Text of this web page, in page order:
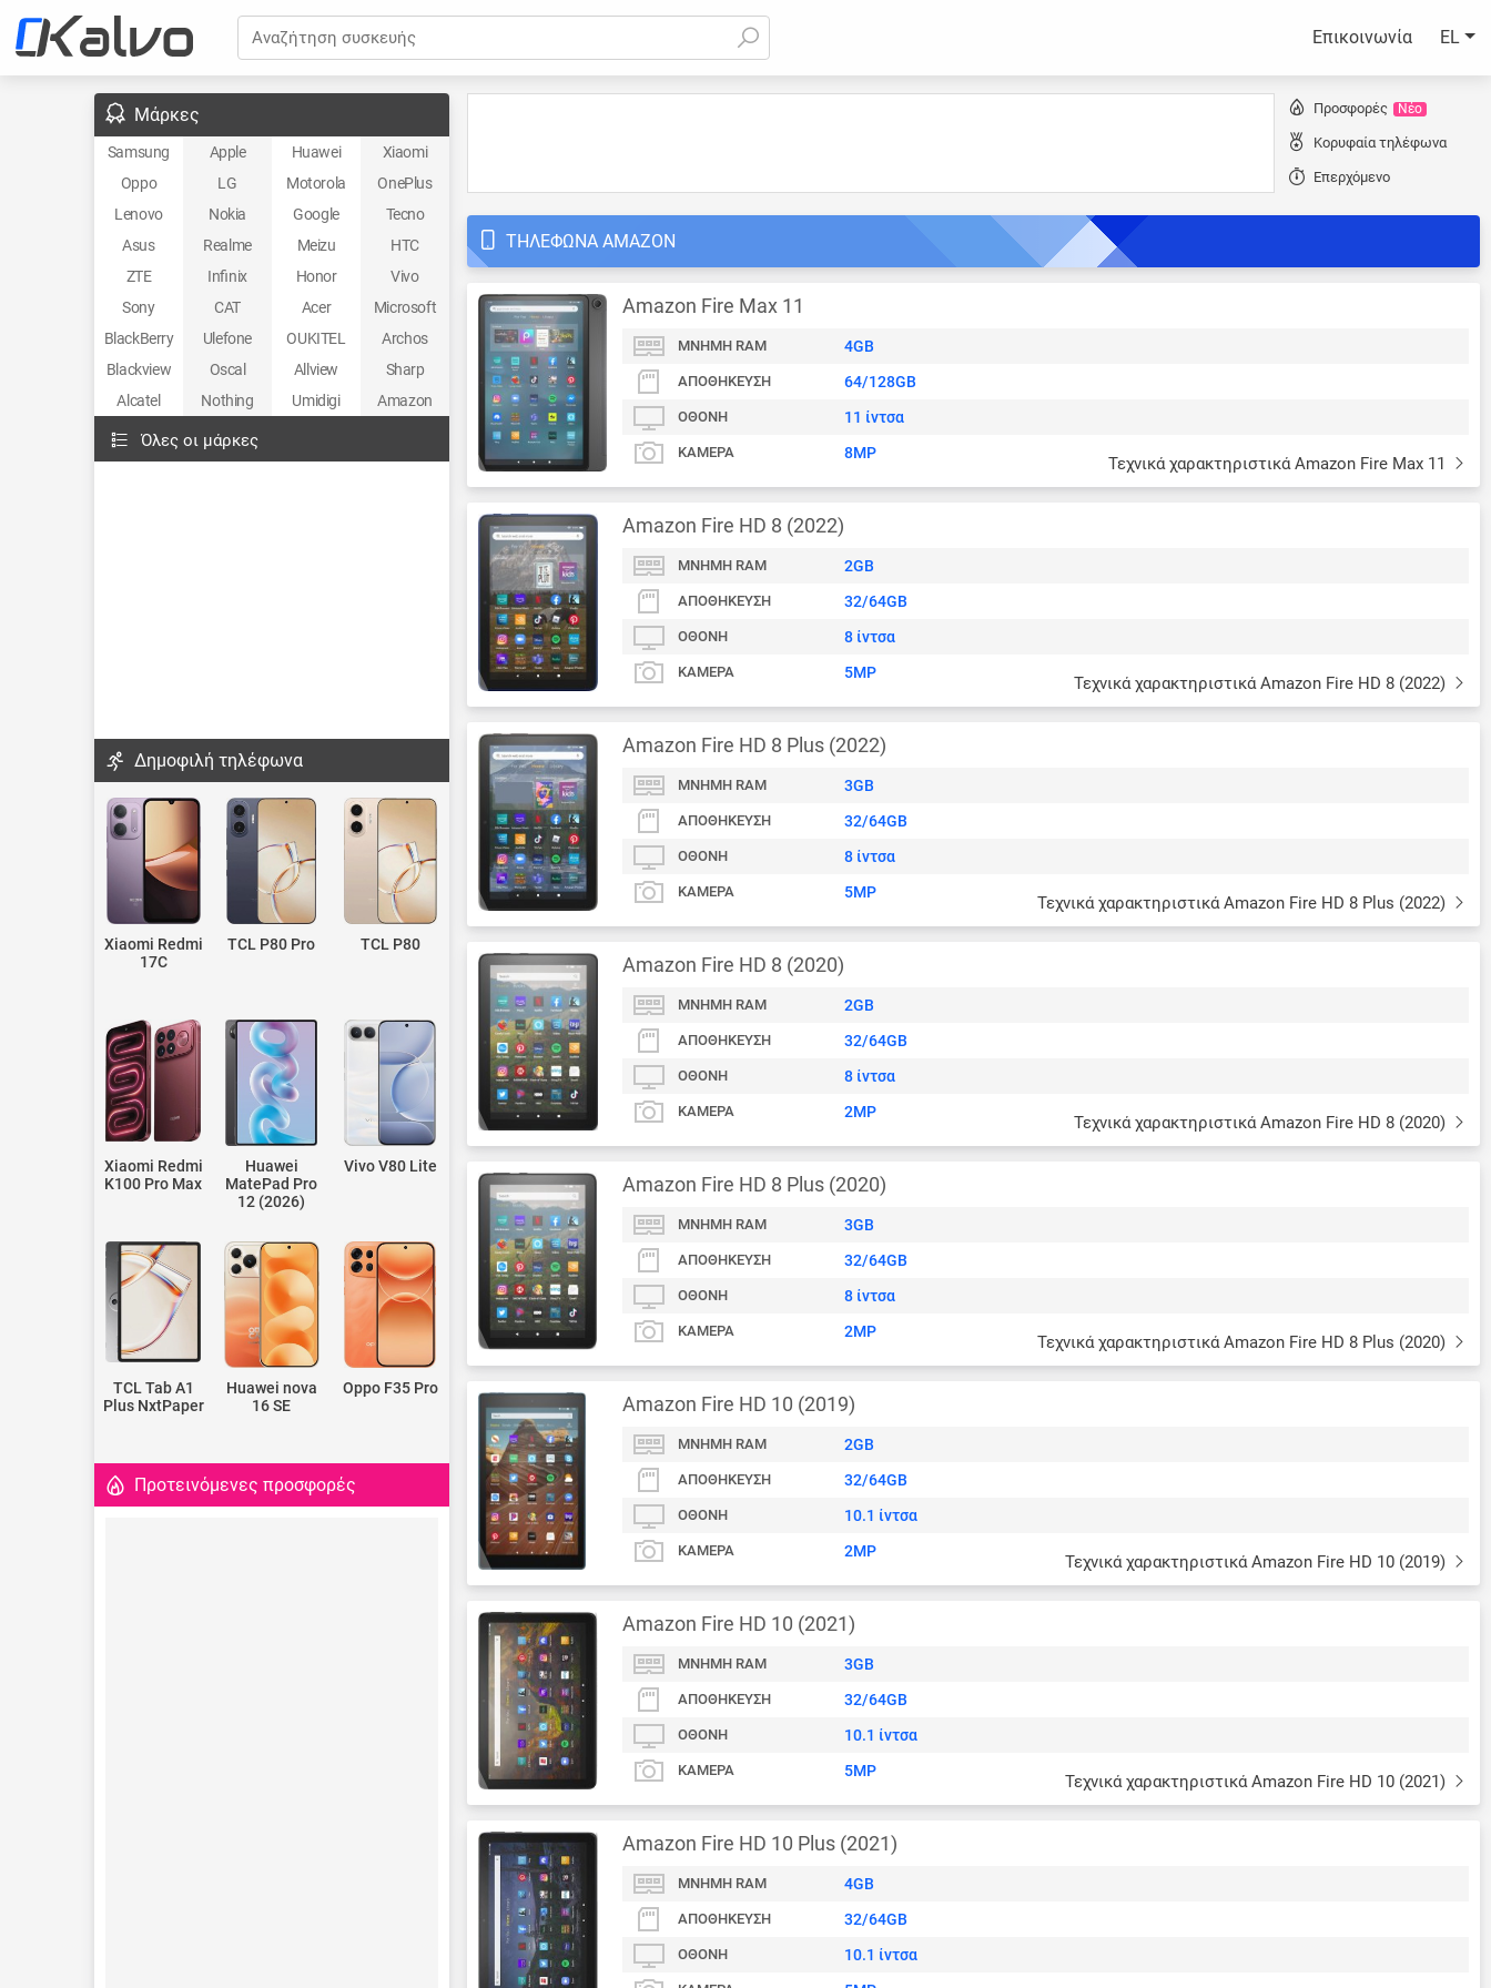
Επικοινωνία EL
Αναζήτηση συσκευής
Προσφορές Νέο
Κορυφαία τηλέφωνα
Επερχόμενο
ΤΗΛΈΦΩΝΑ AMAZON
Amazon Fire Max 11
ΜΝΉΜΗ RAM 4GB
ΑΠΟΘΉΚΕΥΣΗ 64/128GB
ΟΘΌΝΗ 11 ίντσα
ΚΆΜΕΡΑ 8MP
Τεχνικά χαρακτηριστικά Amazon Fire Max 11
Amazon Fire HD 8 (2022)
ΜΝΉΜΗ RAM 2GB
ΑΠΟΘΉΚΕΥΣΗ 32/64GB
ΟΘΌΝΗ 8 ίντσα
ΚΆΜΕΡΑ 5MP
Τεχνικά χαρακτηριστικά Amazon Fire HD 8 (2022)
Amazon Fire HD 8 Plus (2022)
ΜΝΉΜΗ RAM 3GB
ΑΠΟΘΉΚΕΥΣΗ 32/64GB
ΟΘΌΝΗ 8 ίντσα
ΚΆΜΕΡΑ 5MP
Τεχνικά χαρακτηριστικά Amazon Fire HD 8 Plus (2022)
Amazon Fire HD 8 (2020)
ΜΝΉΜΗ RAM 2GB
ΑΠΟΘΉΚΕΥΣΗ 32/64GB
ΟΘΌΝΗ 8 ίντσα
ΚΆΜΕΡΑ 2MP
Τεχνικά χαρακτηριστικά Amazon Fire HD 8 (2020)
Amazon Fire HD 8 Plus (2020)
ΜΝΉΜΗ RAM 3GB
ΑΠΟΘΉΚΕΥΣΗ 32/64GB
ΟΘΌΝΗ 8 ίντσα
ΚΆΜΕΡΑ 2MP
Τεχνικά χαρακτηριστικά Amazon Fire HD 8 Plus (2020)
Amazon Fire HD 10 (2019)
ΜΝΉΜΗ RAM 2GB
ΑΠΟΘΉΚΕΥΣΗ 32/64GB
ΟΘΌΝΗ 10.1 ίντσα
ΚΆΜΕΡΑ 2MP
Τεχνικά χαρακτηριστικά Amazon Fire HD 10 (2019)
Amazon Fire HD 10 (2021)
ΜΝΉΜΗ RAM 3GB
ΑΠΟΘΉΚΕΥΣΗ 32/64GB
ΟΘΌΝΗ 10.1 ίντσα
ΚΆΜΕΡΑ 5MP
Τεχνικά χαρακτηριστικά Amazon Fire HD 10 (2021)
Amazon Fire HD 10 Plus (2021)
ΜΝΉΜΗ RAM 4GB
ΑΠΟΘΉΚΕΥΣΗ 32/64GB
ΟΘΌΝΗ 10.1 ίντσα
Μάρκες
Samsung Apple Huawei
Xiaomi
Oppo
LG Motorola
OnePlus
Lenovo
Nokia Google
Tecno
Asus
Realme Meizu
HTC
ZTE
Infinix Honor
Vivo
Sony
CAT Acer
Microsoft
BlackBerry
Ulefone OUKITEL
Archos
Blackview
Oscal Allview
Sharp
Alcatel
Nothing Umidigi Amazon
Όλες οι μάρκες
Δημοφιλή τηλέφωνα
Xiaomi Redmi
17C
TCL P80 Pro TCL P80
Xiaomi Redmi
K100 Pro Max
Huawei
MatePad Pro
12 (2026)
Vivo V80 Lite
TCL Tab A1
Plus NxtPaper
Huawei nova
16 SE
Oppo F35 Pro
Προτεινόμενες προσφορές